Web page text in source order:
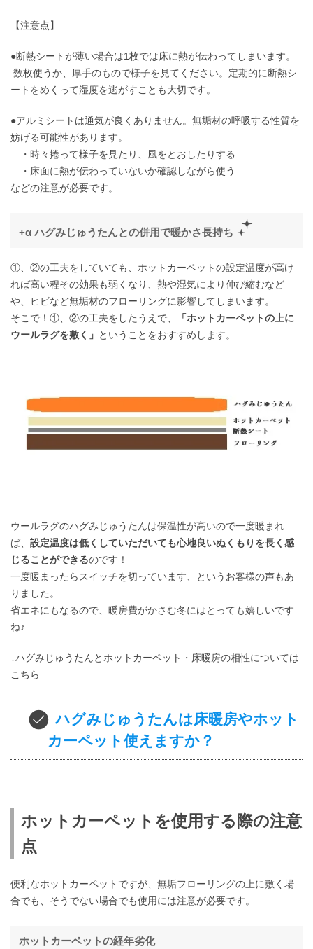
【注意点】
●断熱シートが薄い場合は1枚では床に熱が伝わってしまいます。
数枚使うか、厚手のもので様子を見てください。定期的に断熱シ
ートをめくって湿度を逃がすことも大切です。
●アルミシートは通気が良くありません。無垢材の呼吸する性質を
妨げる可能性があります。
・時々捲って様子を見たり、風をとおしたりする
・床面に熱が伝わっていないか確認しながら使う
などの注意が必要です。
+α ハグみじゅうたんとの併用で暖かさ長持ち
①、②の工夫をしていても、ホットカーペットの設定温度が高け
れば高い程その効果も弱くなり、熱や湿気により伸び縮むなど
や、ヒビなど無垢材のフローリングに影響してしまいます。
そこで！①、②の工夫をしたうえで、
「ホットカーペットの上に
ウールラグを敷く」 ということをおすすめします。
ウールラグのハグみじゅうたんは保温性が高いので一度暖まれ
ば、 設定温度は低くしていただいても心地良いぬくもりを長く感
じることができるのです！
一度暖まったらスイッチを切っています、というお客様の声もあ
りました。
省エネにもなるので、暖房費がかさむ冬にはとっても嬉しいです
ね♪
↓ハグみじゅうたんとホットカーペット・床暖房の相性については
こちら
ハグみじゅうたんは床暖房やホット
カーペット使えますか？
ホットカーペットを使用する際の注意
点
便利なホットカーペットですが、無垢フローリングの上に敷く場
合でも、そうでない場合でも使用には注意が必要です。
ホットカーペットの経年劣化